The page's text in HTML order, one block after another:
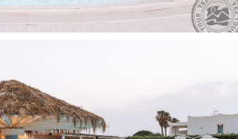
aikštelė nemokamai
nemokamai